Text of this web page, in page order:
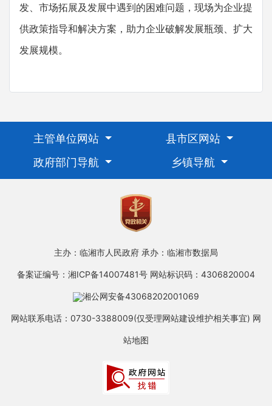
发、市场拓展及发展中遇到的困难问题，现场为企业提
供政策指导和解决方案，助力企业破解发展瓶颈、扩大
发展规模。
主管单位网站
县市区网站
政府部门导航
乡镇导航
主办：临湘市人民政府 承办：临湘市数据局
备案证编号：湘ICP备14007481号 网站标识码：4306820004
湘公网安备43068202001069
网站联系电话：0730-3388009(仅受理网站建设维护相关事宜) 网
站地图